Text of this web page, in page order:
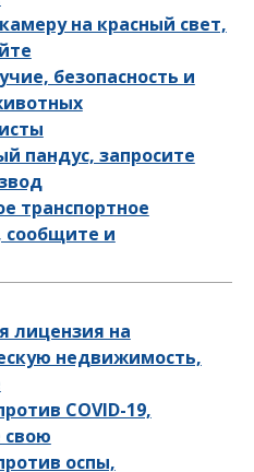
на красный свет,
безопасность и
пандус, запросите
транспортное
сообщите и
лицензия на
недвижимость,
COVID-19,
свою
оспы,